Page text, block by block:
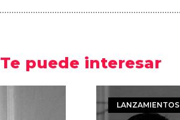
Te puede interesar
LANZAMIENTOS